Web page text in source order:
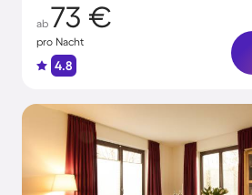
ab 73 €
pro Nacht
4.8